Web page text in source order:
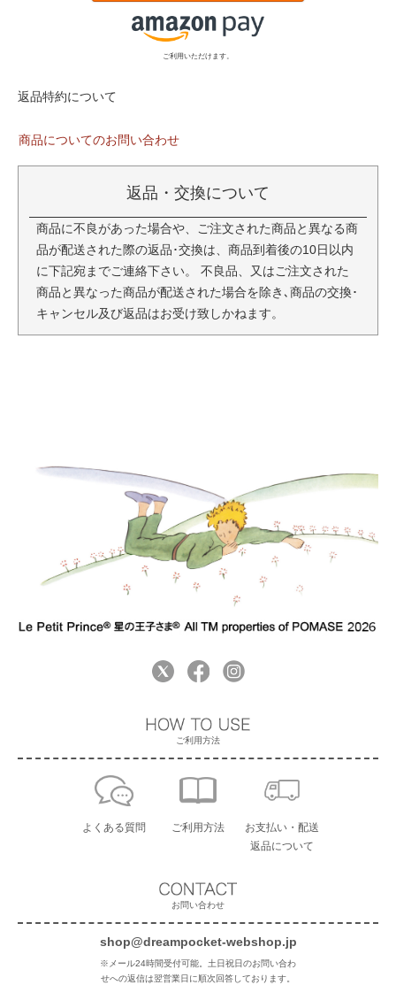
ご利用いただけます。
返品特約について
商品についてのお問い合わせ
返品・交換について
商品に不良があった場合や、ご注文された商品と異なる商
品が配送された際の返品･交換は、商品到着後の10日以内
に下記宛までご連絡下さい。 不良品、又はご注文された
商品と異なった商品が配送された場合を除き､商品の交換･
キャンセル及び返品はお受け致しかねます。
お問い合わせ
shop@dreampocket-webshop.jp
※メール24時間受付可能。土日祝日のお問い合わ
せへの返信は翌営業日に順次回答しております。
ご利用方法
よくある質問 ご利用方法
お支払い・配送
返品について